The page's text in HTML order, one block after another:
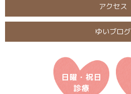
アクセス
ゆいブログ
日曜・祝日
診療